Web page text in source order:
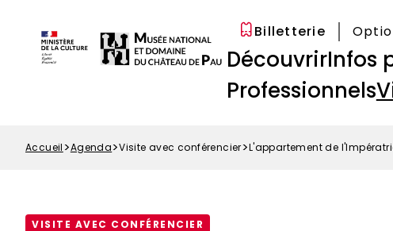
d'accessibilité
contenu
principal
Menu
Top
Billetterie
Navigation
principale
DécouvrirInfos
Professionnels
Accueil Agenda Visite avec conférencier L'appartement de
VISITE AVEC CONFÉRENCIER